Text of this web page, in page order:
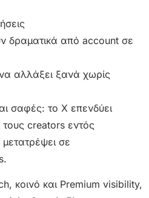
δραματικά από account σε
αλλάξει ξανά χωρίς
σαφές: το X επενδύει
creators εντός
σε
κοινό και Premium visibility,